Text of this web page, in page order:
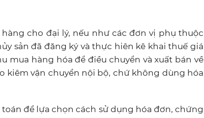
cho đại lý, nếu như các đơn vị phụ thuộc
sản đã đăng ký và thực hiên kê khai thuế giá
hàng hóa để điều chuyển và xuất bán về
kiêm vận chuyển nội bộ, chứ không dùng hóa
để lựa chọn cách sử dụng hóa đơn, chứng